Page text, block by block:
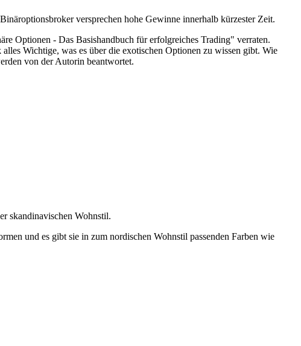
versprechen hohe Gewinne innerhalb kürzester Zeit.
Optionen - Das Basishandbuch für erfolgreiches Trading" verraten.
Wichtige, was es über die exotischen Optionen zu wissen gibt. Wie
von der Autorin beantwortet.
skandinavischen Wohnstil.
und es gibt sie in zum nordischen Wohnstil passenden Farben wie